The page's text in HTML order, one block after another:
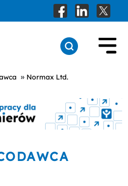
» Normax Ltd.